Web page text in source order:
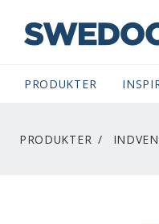
SWEDOOR
PRODUKTER
PRODUKTER